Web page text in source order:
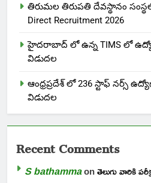
తిరుమల తిరుపతి దేవస్థానం
Direct Recruitment 2026
హైదరాబాద్ లో ఉన్న TIMS లో
విడుదల
ఆంధ్రప్రదేశ్ లో 236 స్టాఫ్ నర్స్
విడుదల
Recent Comments
S bathammaonతెలుగు వారికి